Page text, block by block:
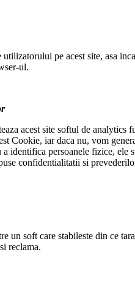
pe acest site, asa
ul.
acest site softul de analytics
Cookie, iar daca nu, vom
identifica persoanele fizice, ele
confidentialitatii si
un soft care stabileste din ce
reclama.